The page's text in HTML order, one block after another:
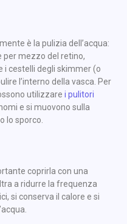
è la pulizia dell’acqua:
per mezzo del retino,
i cestelli degli skimmer (o
l’interno della vasca. Per
utilizzare i pulitori
e si muovono sulla
lo sporco.
coprirla con una
a ridurre la frequenza
si conserva il calore e si